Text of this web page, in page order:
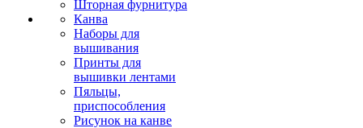
Шторная фурнитура
Канва
Наборы для
вышивания
Принты для
вышивки лентами
Пяльцы,
приспособления
Рисунок на канве